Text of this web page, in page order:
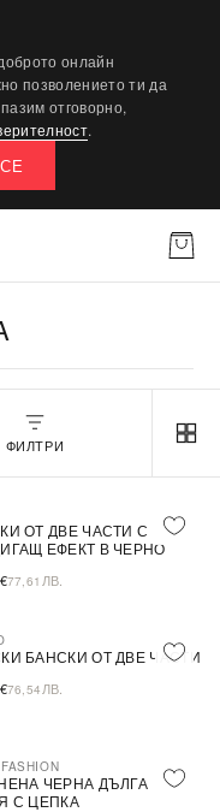
онлайн
позволението ти да
отговорно,
.
ФИЛТРИ
ОТ ДВЕ ЧАСТИ С
ЕФЕКТ В ЧЕРНО
€77,61 ЛВ.
БАНСКИ ОТ ДВЕ ЧАСТИ
€76,54 ЛВ.
ЧЕРНА ДЪЛГА
С ЦЕПКА